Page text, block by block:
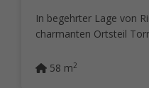
In begehrter Lage von
charmanten Ortsteil
58 m2